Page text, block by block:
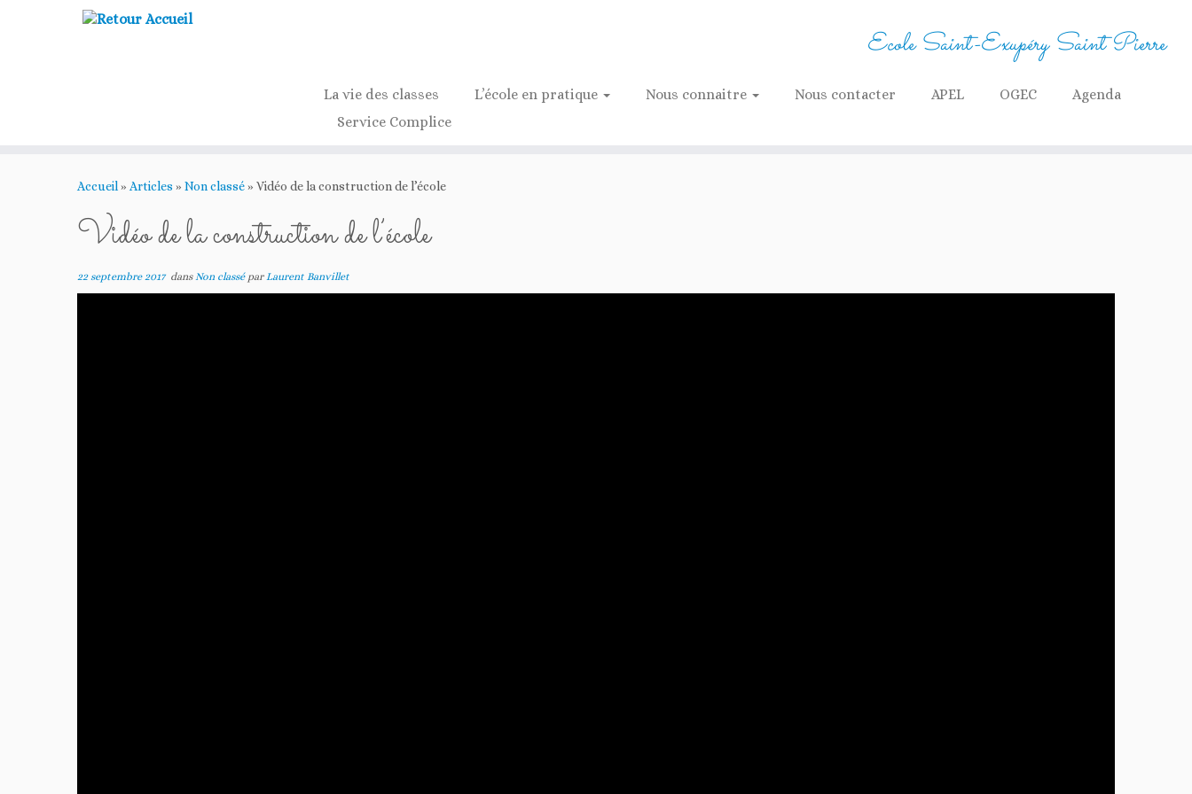
Ecole Saint-Exupéry Saint Pierre
La vie des classes L’école en pratique Nous connaitre Nous contacter APEL OGEC
Agenda
Service Complice
Accueil » Articles » Non classé» Vidéo de la construction de l’école
Vidéo de la construction de l’école
22 septembre 2017dansNon classé parLaurent Banvillet